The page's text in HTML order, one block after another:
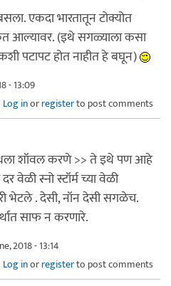
एकदा भारतातून टोक्योत
आल्यावर. (इथे सगळ्याला कसा
पटापट होत नाहीत हे बघून)
- 13:09
Log inorregisterto post comments
शॉवल करणे >> ते इथे पण आहे
वेळी स्नो स्टॉर्म च्या वेळी
भेटले . देसी, नॉन देसी सगळेच.
साफ न करणारे.
2018 - 13:14
Log inorregisterto post comments